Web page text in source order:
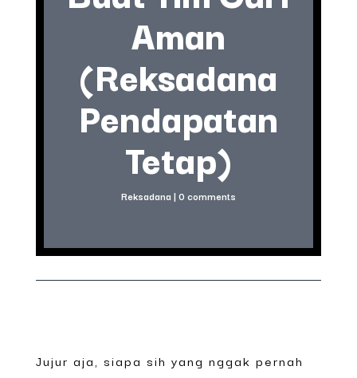
Aman
(Reksadana
Pendapatan
Tetap)
Reksadana | 0 comments
Jujur aja, siapa sih yang nggak pernah